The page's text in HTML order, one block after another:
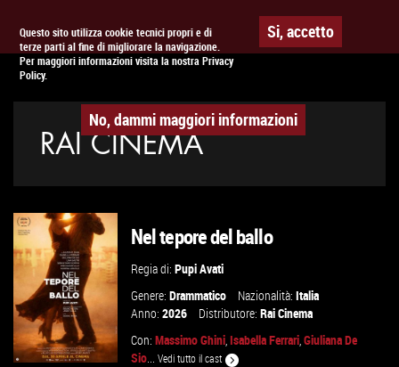
Questo sito utilizza cookie tecnici propri e di
terze parti al fine di migliorare la navigazione.
Per maggiori informazioni visita la nostra Privacy
Policy.
Si, accetto
No, dammi maggiori informazioni
APPUNTAMENTO AL CINEMA
RAI CINEMA
Nel tepore del ballo
Regia di:Pupi Avati
Genere:Drammatico Nazionalità:Italia
Anno:2026 Distributore:Rai Cinema
Con:Massimo Ghini,Isabella Ferrari,Giuliana De
Sio...Vedi tutto il cast